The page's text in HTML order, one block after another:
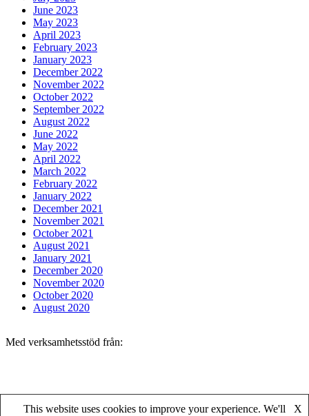
June 2023
May 2023
April 2023
February 2023
January 2023
December 2022
November 2022
October 2022
September 2022
August 2022
June 2022
May 2022
April 2022
March 2022
February 2022
January 2022
December 2021
November 2021
October 2021
August 2021
January 2021
December 2020
November 2020
October 2020
August 2020
Med verksamhetsstöd från:
This website uses cookies to improve your experience. We'll
X